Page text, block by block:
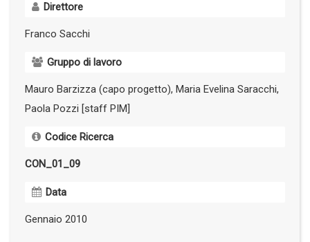
Direttore
Franco Sacchi
Gruppo di lavoro
Mauro Barzizza (capo progetto), Maria Evelina Saracchi,
Paola Pozzi [staff PIM]
Codice Ricerca
CON_01_09
Data
Gennaio 2010